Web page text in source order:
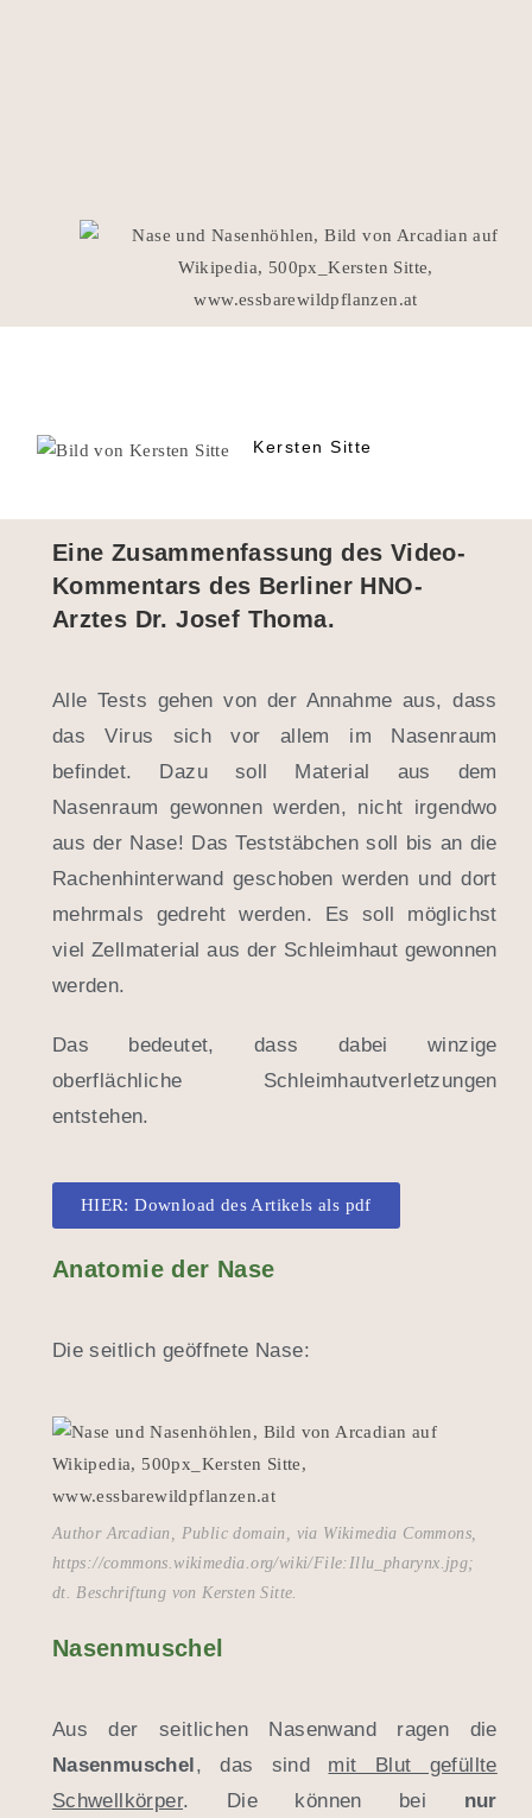
Kersten Sitte
Eine Zusammenfassung des Video-
Kommentars des Berliner HNO-
Arztes Dr. Josef Thoma.
Alle Tests gehen von der Annahme aus, dass
das Virus sich vor allem im Nasenraum
befindet. Dazu soll Material aus dem
Nasenraum gewonnen werden, nicht irgendwo
aus der Nase! Das Teststäbchen soll bis an die
Rachenhinterwand geschoben werden und dort
mehrmals gedreht werden. Es soll möglichst
viel Zellmaterial aus der Schleimhaut gewonnen
werden.
Das bedeutet, dass dabei winzige
oberflächliche Schleimhautverletzungen
entstehen.
HIER: Download des Artikels als pdf
Anatomie der Nase
Die seitlich geöffnete Nase:
Author Arcadian, Public domain, via Wikimedia Commons,
https://commons.wikimedia.org/wiki/File:Illu_pharynx.jpg;
dt. Beschriftung von Kersten Sitte.
Nasenmuschel
Aus der seitlichen Nasenwand ragen die
Nasenmuschel, das sind mit Blut gefüllte
Schwellkörper. Die können bei nur